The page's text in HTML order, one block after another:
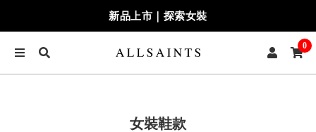
新品上市｜探索女裝
0
女裝鞋款